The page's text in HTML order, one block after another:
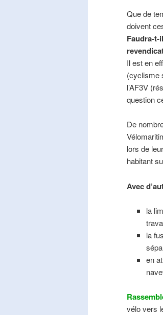
Que de
doivent
Faudra-t-
Il est en
(cyclisme
l’AF3V
question
De
lors de
habitant
Avec
la
la
en
vélo vers